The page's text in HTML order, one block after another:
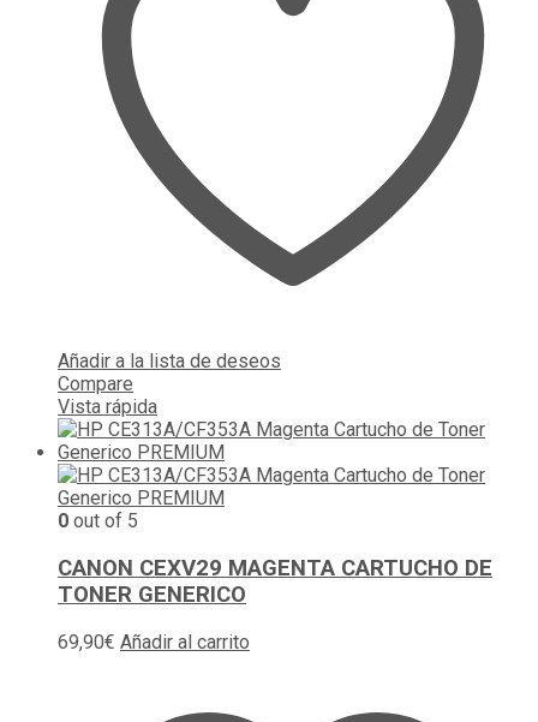
Añadir a la lista de deseos
Compare
Vista rápida
0 out of 5
CANON CEXV29 MAGENTA CARTUCHO DE
TONER GENERICO
69,90€ Añadir al carrito